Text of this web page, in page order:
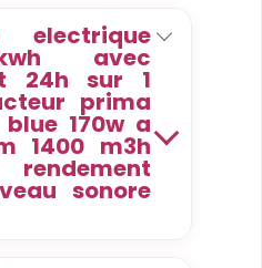
electrique
avec
24h sur 1
prima
170w a
1400 m3h
sonore